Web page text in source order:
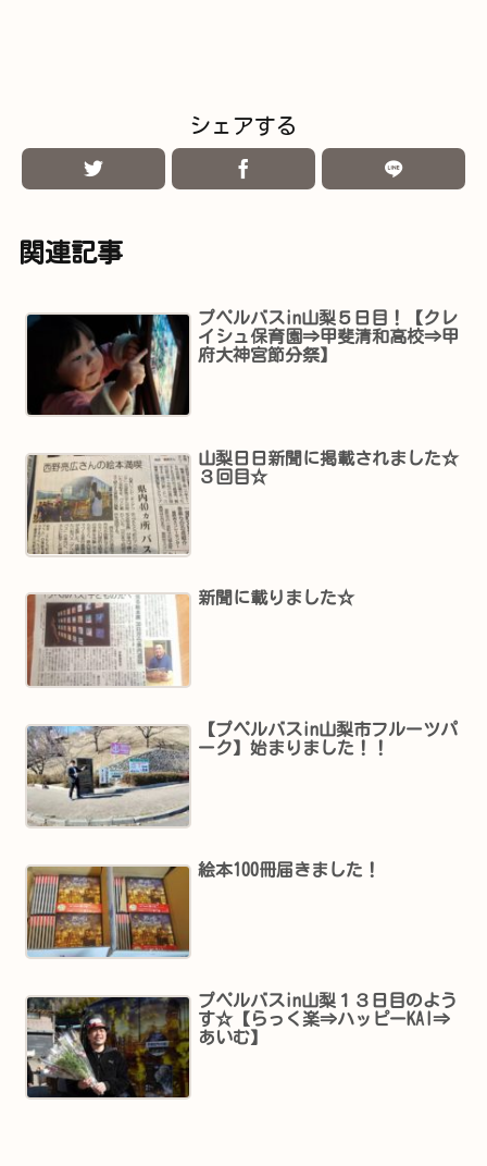
シェアする
関連記事
プペルバスin山梨５日目！【クレ
イシュ保育園⇒甲斐清和高校⇒甲
府大神宮節分祭】
山梨日日新聞に掲載されました☆
３回目☆
新聞に載りました☆
【プペルバスin山梨市フルーツパ
ーク】始まりました！！
絵本100冊届きました！
プペルバスin山梨１３日目のよう
す☆【らっく楽⇒ハッピーKAI⇒
あいむ】